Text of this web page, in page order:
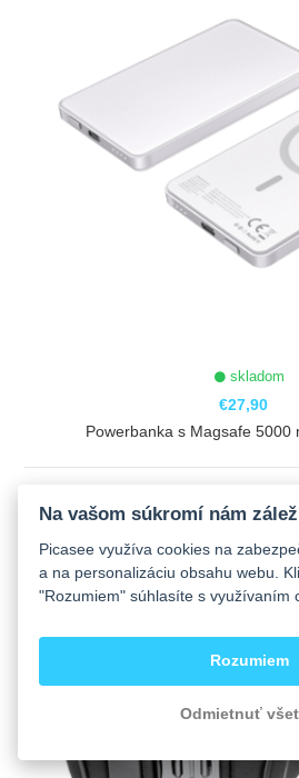
skladom
€27,90
Powerbanka s Magsafe 5000
Na vašom súkromí nám
Picasee využíva cookies na
a na personalizáciu obsahu webu.
"Rozumiem" súhlasíte s využívaním
Rozumiem
Odmietnuť